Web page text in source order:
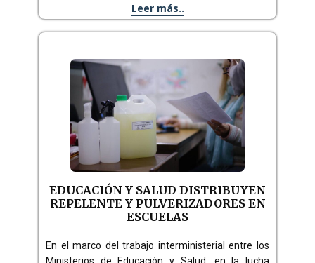
Leer más..
EDUCACIÓN Y SALUD DISTRIBUYEN
REPELENTE Y PULVERIZADORES EN
ESCUELAS
En el marco del trabajo interministerial entre los